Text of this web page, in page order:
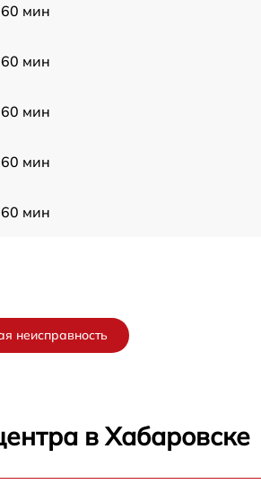
60 мин
60 мин
60 мин
60 мин
60 мин
неисправность
в Хабаровске